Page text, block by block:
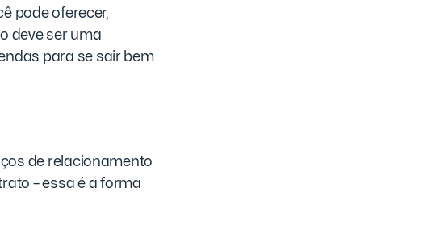
pode oferecer,
deve ser uma
para se sair bem
de relacionamento
– essa é a forma